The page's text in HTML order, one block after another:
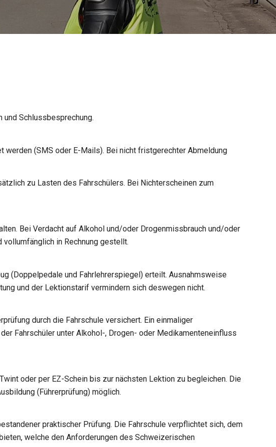
und Schlussbesprechung.
(SMS oder E-Mails). Bei nicht fristgerechter Abmeldung
zu Lasten des Fahrschülers. Bei Nichterscheinen zum
Bei Verdacht auf Alkohol und/oder Drogenmissbrauch und/oder
in Rechnung gestellt.
(Doppelpedale und Fahrlehrerspiegel) erteilt. Ausnahmsweise
und der Lektionstarif vermindern sich deswegen nicht.
durch die Fahrschule versichert. Ein einmaliger
Fahrschüler unter Alkohol-, Drogen- oder Medikamenteneinfluss
oder per EZ-Schein bis zur nächsten Lektion zu begleichen. Die
(Führerprüfung) möglich.
praktischer Prüfung. Die Fahrschule verpflichtet sich, dem
welche den Anforderungen des Schweizerischen